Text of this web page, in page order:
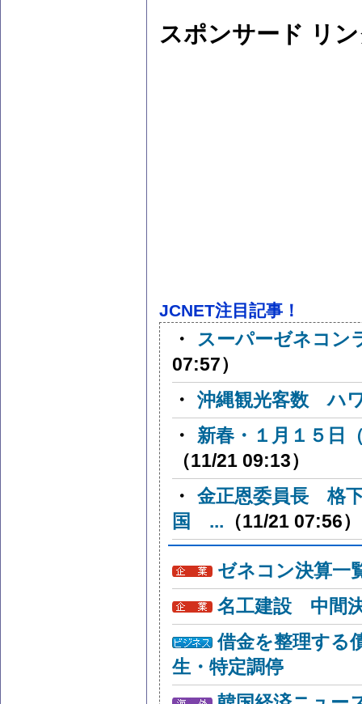
スポンサード リ
JCNET注目記事！
・
スーパーゼネコン
07:57）
・ 沖縄観光客数 ハ
・
新春・１月１５日
（11/21 09:13）
・ 金正恩委員長 格
国 ... （11/21 07:56）
ゼネコン決算一
名工建設 中間
借金を整理する
生・特定調停